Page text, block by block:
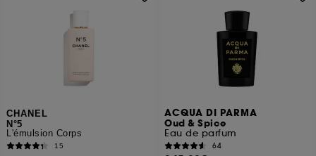
CHANEL
N°5
L'émulsion Corps
15
ACQUA DI PARMA
Oud & Spice
Eau de parfum
64